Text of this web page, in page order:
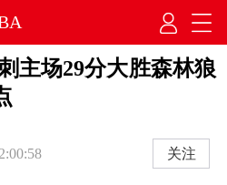
主场29分大胜森林狼
关注